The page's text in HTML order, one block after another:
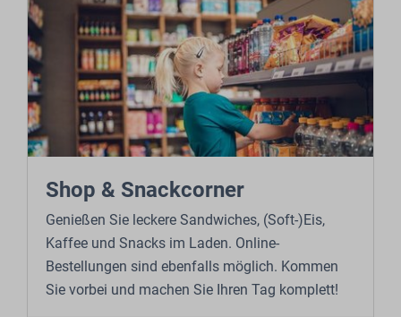
Shop & Snackcorner
Genießen Sie leckere Sandwiches, (Soft-)Eis,
Kaffee und Snacks im Laden. Online-
Bestellungen sind ebenfalls möglich. Kommen
Sie vorbei und machen Sie Ihren Tag komplett!